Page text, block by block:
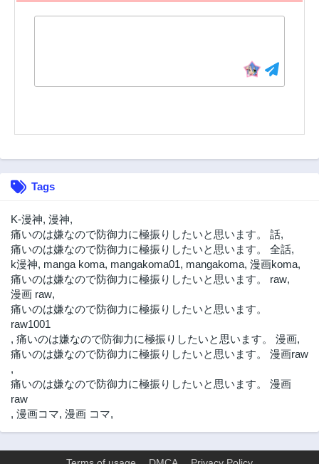
第12.3話
2年前
第10話
2年前 2年前
第8話
2年前
第7話
2年前
第6話
2年前
第5話
2年前
第4話
2年前 2年前
第2話 第1話
Tags
K-漫神, 漫神,
痛いのは嫌なので防御力に極振りしたいと思います。 話,
痛いのは嫌なので防御力に極振りしたいと思います。 全話,
k漫神, manga koma, mangakoma01, mangakoma, 漫画koma,
痛いのは嫌なので防御力に極振りしたいと思います。 raw,
漫画 raw,
痛いのは嫌なので防御力に極振りしたいと思います。
raw1001
, 痛いのは嫌なので防御力に極振りしたいと思います。 漫画,
痛いのは嫌なので防御力に極振りしたいと思います。 漫画raw
,
痛いのは嫌なので防御力に極振りしたいと思います。 漫画
raw
, 漫画コマ, 漫画 コマ,